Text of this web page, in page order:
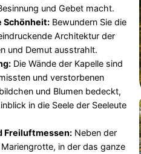
und Gebet macht.
Schönheit:Bewundern Sie die
Architektur der
und Demut ausstrahlt.
Die Wände der Kapelle sind
und verstorbenen
und Blumen bedeckt,
in die Seele der Seeleute
Freiluftmessen:Neben der
in der das ganze